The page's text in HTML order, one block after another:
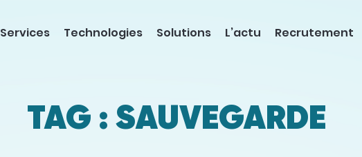
Services Technologies Solutions L’actu Recrutement
TAG : SAUVEGARDE